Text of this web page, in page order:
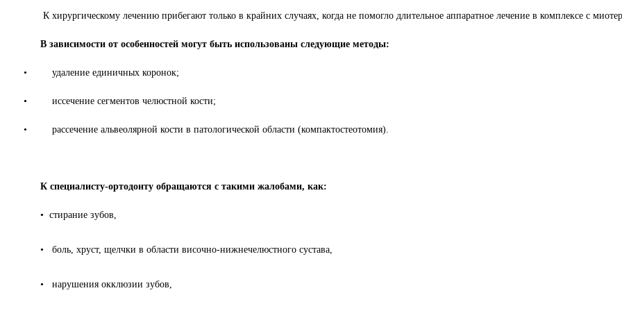
К хирургическому лечению прибегают только в крайних случаях, когда не помогло длительное аппаратное лечение в комплексе с
В зависимости от особенностей могут быть использованы следующие методы:
• удаление единичных коронок;
• иссечение сегментов челюстной кости;
• рассечение альвеолярной кости в патологической области (компактостеотомия).
К специалисту-ортодонту обращаются с такими жалобами, как:
• стирание зубов,
• боль, хруст, щелчки в области височно-нижнечелюстного сустава,
• нарушения окклюзии зубов,